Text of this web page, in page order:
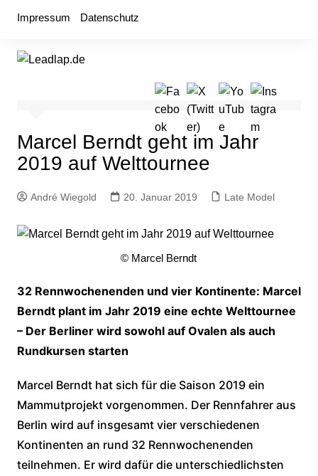
Impressum Datenschutz
Marcel Berndt geht im Jahr
2019 auf Welttournee
André Wiegold 20. Januar 2019 Late Model
© Marcel Berndt
32 Rennwochenenden und vier Kontinente: Marcel
Berndt plant im Jahr 2019 eine echte Welttournee
– Der Berliner wird sowohl auf Ovalen als auch
Rundkursen starten
Marcel Berndt hat sich für die Saison 2019 ein
Mammutprojekt vorgenommen. Der Rennfahrer aus
Berlin wird auf insgesamt vier verschiedenen
Kontinenten an rund 32 Rennwochenenden
teilnehmen. Er wird dafür die unterschiedlichsten